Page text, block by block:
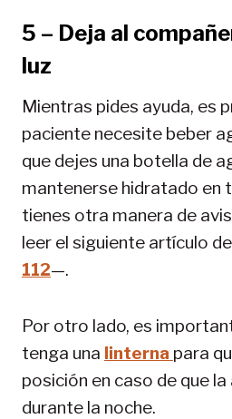
5 – Deja al
luz
Mientras pides ayuda, es
paciente necesite beber
que dejes una botella de
mantenerse hidratado en
tienes otra manera de
leer el siguiente artículo de
112—.
Por otro lado, es
tenga una linterna para
posición en caso de que
durante la noche.